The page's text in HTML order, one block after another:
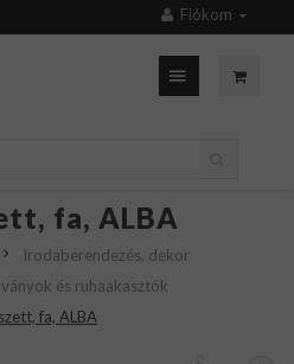
Fiókom
fa, ALBA
Irodaberendezés, dekor
és ruhaakasztók
fa, ALBA